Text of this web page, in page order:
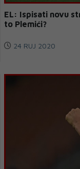
EL: Ispisati novu stranicu klupske i bh.
to Plemići?
24 RUJ 2020